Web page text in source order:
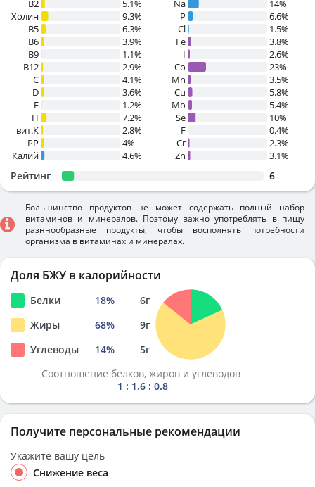
B2
5.1%
Холин
9.3%
B5
6.3%
B6
3.9%
B9
1.1%
B12
2.9%
C
4.1%
D
3.6%
E
1.2%
H
7.2%
вит.К
2.8%
PP
4%
Калий
4.6%
Na
14%
P
6.6%
Cl
1.5%
Fe
3.8%
I
2.6%
Co
23%
Mn
3.5%
Cu
5.8%
Mo
5.4%
Se
10%
F
0.4%
Cr
2.3%
Zn
3.1%
Рейтинг 6
Большинство продуктов не может содержать полный набор
витаминов и минералов. Поэтому важно употреблять в пищу
разннообразные продукты, чтобы восполнять потребности
организма в витаминах и минералах.
Доля БЖУ в калорийности
Белки 18% 6г
Жиры
68% 9г
Углеводы
14% 5г
Соотношение белков, жиров и углеводов
1 : 1.6 : 0.8
Получите персональные рекомендации
Укажите вашу цель
Снижение веса